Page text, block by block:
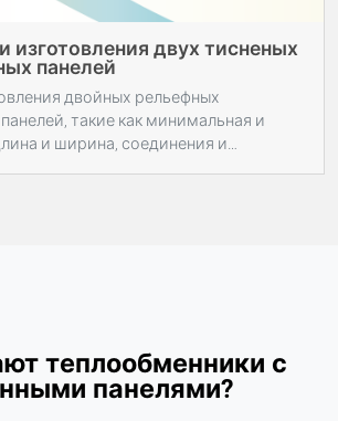
изготовления двух тисненых
панелей
двойных рельефных
такие как минимальная и
и ширина, соединения и
теплообменники с
панелями?